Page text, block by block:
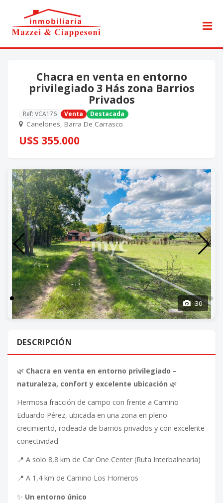
Chacra en venta en entorno
privilegiado 3 Hás zona Barrios
Privados
Ref: VCA176 Venta Destacada
Canelones, Barra De Carrasco
U$S 355.000
30
DESCRIPCIÓN
🌿 Chacra en venta en entorno privilegiado –
naturaleza, confort y excelente ubicación🌿
Hermosa fracción de campo con frente a Camino
Eduardo Pérez, ubicada en una zona en pleno
crecimiento, rodeada de barrios privados y con excelente
conectividad.
📍 A solo 8,8 km de Car One Center (Ruta Interbalnearia)
📍 A 1,4 km de Camino Los Horneros
✨ Un entorno único